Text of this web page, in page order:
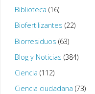
Biblioteca (16)
Biofertilizantes (22)
Biorresiduos (63)
Blog y Noticias (384)
Ciencia (112)
Ciencia ciudadana (73)